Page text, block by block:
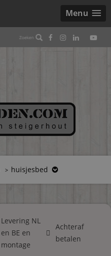
Menu
huisjesbed
Levering NL
en BE en
montage
Achteraf
betalen